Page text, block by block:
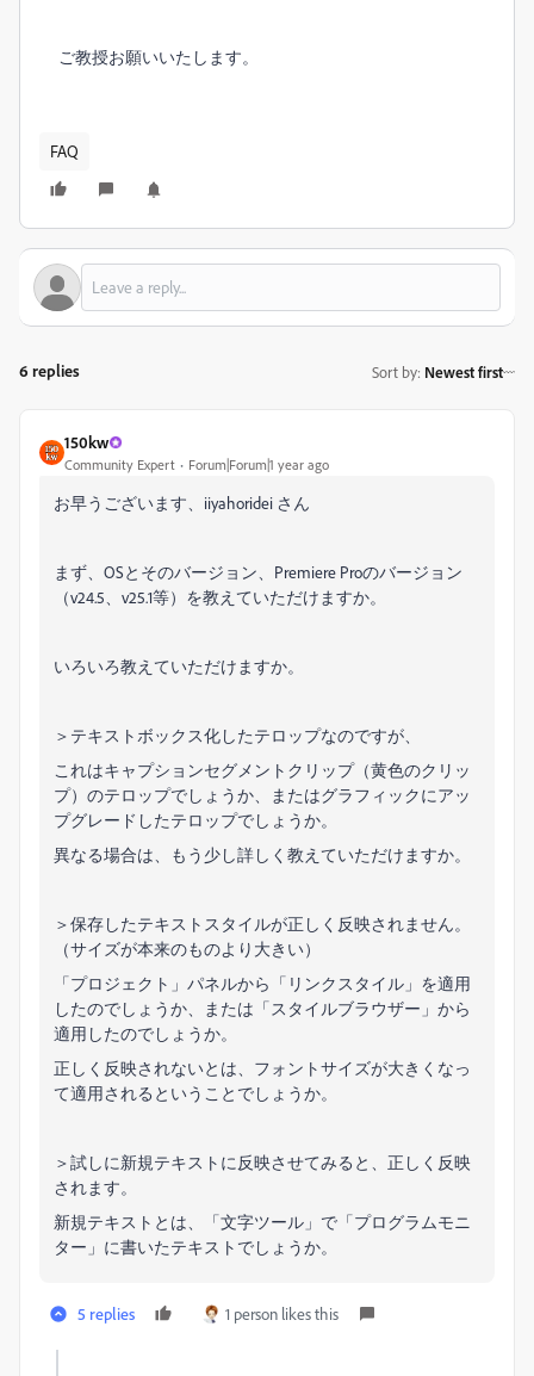
ご教授お願いいたします。
FAQ
6 replies Sort by: Newest first
150kw
Community Expert Forum|Forum|1 year ago
お早うございます、iiyahoridei さん
まず、OSとそのバージョン、Premiere Proのバージョン
（v24.5、v25.1等）を教えていただけますか。
いろいろ教えていただけますか。
＞テキストボックス化したテロップなのですが、
これはキャプションセグメントクリップ（黄色のクリッ
プ）のテロップでしょうか、またはグラフィックにアッ
プグレードしたテロップでしょうか。
異なる場合は、もう少し詳しく教えていただけますか。
＞保存したテキストスタイルが正しく反映されません。
（サイズが本来のものより大きい）
「プロジェクト」パネルから「リンクスタイル」を適用
したのでしょうか、または「スタイルブラウザー」から
適用したのでしょうか。
正しく反映されないとは、フォントサイズが大きくなっ
て適用されるということでしょうか。
＞試しに新規テキストに反映させてみると、正しく反映
されます。
新規テキストとは、「文字ツール」で「プログラムモニ
ター」に書いたテキストでしょうか。
5 replies 1 person likes this